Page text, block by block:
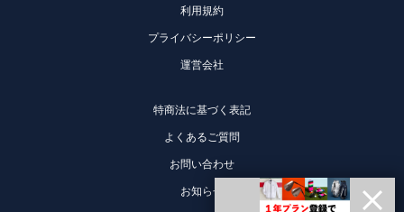
利用規約
プライバシーポリシー
運営会社
特商法に基づく表記
よくあるご質問
お問い合わせ
お知らせ